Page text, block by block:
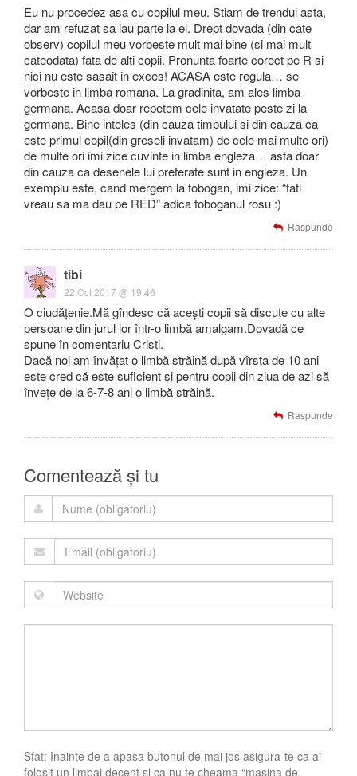
Eu nu procedez asa cu copilul meu. Stiam de trendul asta,
dar am refuzat sa iau parte la el. Drept dovada (din cate
observ) copilul meu vorbeste mult mai bine (si mai mult
cateodata) fata de alti copii. Pronunta foarte corect pe R si
nici nu este sasait in exces! ACASA este regula… se
vorbeste in limba romana. La gradinita, am ales limba
germana. Acasa doar repetem cele invatate peste zi la
germana. Bine inteles (din cauza timpului si din cauza ca
este primul copil(din greseli invatam) de cele mai multe ori)
de multe ori imi zice cuvinte in limba engleza… asta doar
din cauza ca desenele lui preferate sunt in engleza. Un
exemplu este, cand mergem la tobogan, imi zice: “tati
vreau sa ma dau pe RED” adica toboganul rosu :)
Raspunde
tibi
22 Oct 2017 @ 19:46
O ciudățenie.Mă gîndesc că acești copii să discute cu alte
persoane din jurul lor într-o limbă amalgam.Dovadă ce
spune în comentariu Cristi.
Dacă noi am învățat o limbă străină după vîrsta de 10 ani
este cred că este suficient și pentru copii din ziua de azi să
învețe de la 6-7-8 ani o limbă străină.
Raspunde
Comentează și tu
Sfat: Inainte de a apasa butonul de mai jos asigura-te ca ai
folosit un limbaj decent si ca nu te cheama “masina de